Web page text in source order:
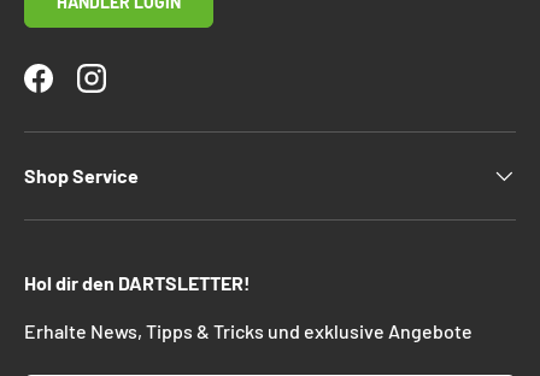
FacebookInstagram
Shop Service
Hol dir den DARTSLETTER!
Erhalte News, Tipps & Tricks und exklusive Angebote